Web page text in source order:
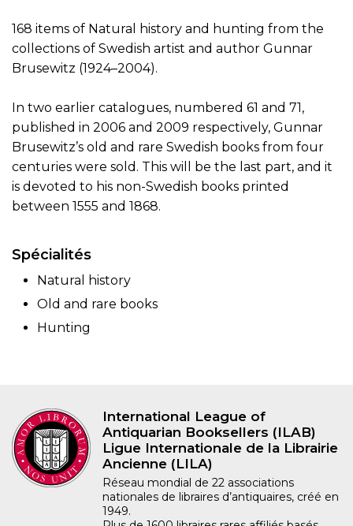
168 items of Natural history and hunting from the
collections of Swedish artist and author Gunnar
Brusewitz (1924–2004).
In two earlier catalogues, numbered 61 and 71,
published in 2006 and 2009 respectively, Gunnar
Brusewitz’s old and rare Swedish books from four
centuries were sold. This will be the last part, and it
is devoted to his non-Swedish books printed
between 1555 and 1868.
Spécialités
Natural history
Old and rare books
Hunting
International League of
Antiquarian Booksellers (ILAB)
Ligue Internationale de la Librairie
Ancienne (LILA)
Réseau mondial de 22 associations
nationales de libraires d’antiquaires, créé en
1949.